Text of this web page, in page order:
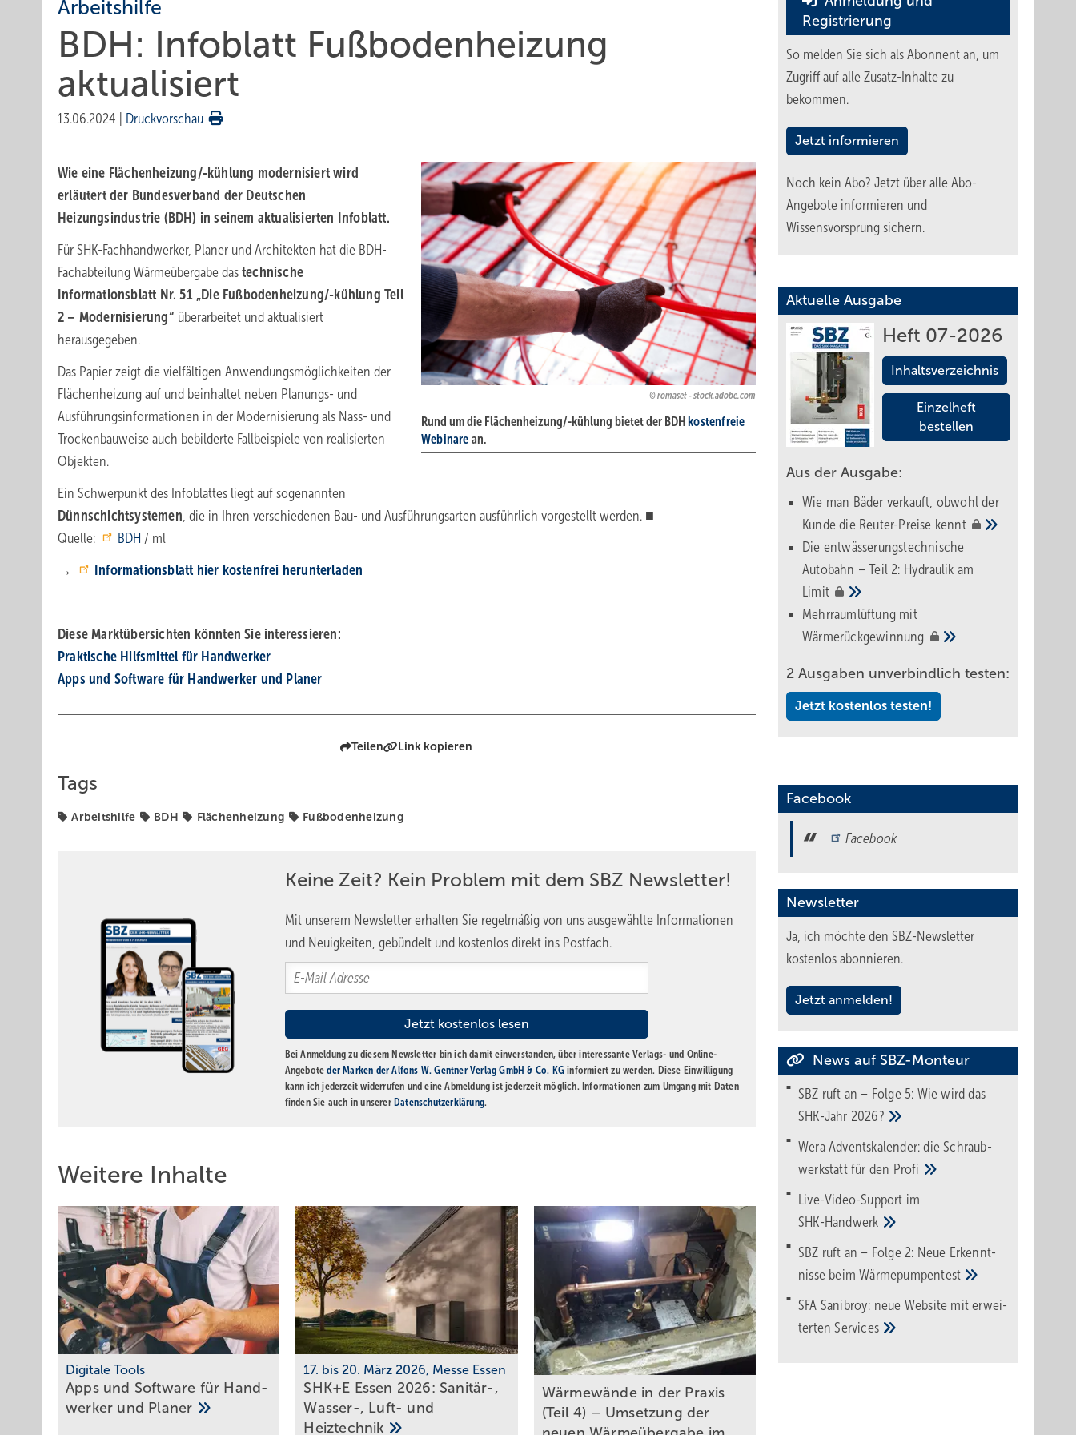
Arbeitshilfe
BDH: Infoblatt Fußbodenheizung
aktualisiert
13.06.2024 Druckvorschau
romaset - stock.adobe.com
Rund um die Flächenheizung/-kühlung bietet der BDH kostenfreie
Webinare an.
Wie eine Flächenheizung/-kühlung modernisiert wird
erläutert der Bundesverband der Deutschen
Heizungsindustrie (BDH) in seinem aktualisierten Infoblatt.
Für SHK-Fachhandwerker, Planer und Architekten hat die BDH-
Fachabteilung Wärmeübergabe das technische
Informationsblatt Nr. 51 „Die Fußbodenheizung/-kühlung Teil
2 – Modernisierung“ überarbeitet und aktualisiert
herausgegeben.
Das Papier zeigt die vielfältigen Anwendungsmöglichkeiten der
Flächenheizung auf und beinhaltet neben Planungs- und
Ausführungsinformationen in der Modernisierung als Nass- und
Trockenbauweise auch bebilderte Fallbeispiele von realisierten
Objekten.
Ein Schwerpunkt des Infoblattes liegt auf sogenannten
Dünnschichtsystemen, die in Ihren verschiedenen Bau- und Ausführungsarten ausführlich vorgestellt werden. ■
Quelle:
BDH / ml
→
Informationsblatt hier kostenfrei herunterladen
Diese Marktübersichten könnten Sie interessieren:
Praktische Hilfs­mittel für Hand­werker
Apps und Software für Handwerker und Planer
Teilen Link kopieren
Tags
Arbeitshilfe BDH Flächenheizung Fußbodenheizung
Keine Zeit? Kein Problem mit dem SBZ Newsletter!
Mit unserem Newsletter erhalten Sie regelmäßig von uns ausgewählte Informationen
und Neuigkeiten, gebündelt und kostenlos direkt ins Postfach.
Bei Anmeldung zu diesem Newsletter bin ich damit einverstanden, über interessante Verlags- und Online-
Angeboteder Marken der Alfons W. Gentner Verlag GmbH & Co. KG informiert zu werden. Diese Einwilligung
kann ich jederzeit widerrufen und eine Abmeldung ist jederzeit möglich. Informationen zum Umgang mit Daten
finden Sie auch in unserer Datenschutzerklärung.
Weitere Inhalte
Digitale Tools
Apps und Soft­ware für Hand­
werker und Planer
17. bis 20. März 2026, Messe Essen
SHK+E Essen 2026: Sanitär-,
Wasser-, Luft- und
Heiztechnik
Wärmewände in der Praxis
(Teil 4) – Umsetzung der
Registrierung
So melden Sie sich als Abonnent an, um
Zugriff auf alle Zusatz-Inhalte zu
bekommen.
Jetzt informieren
Noch kein Abo? Jetzt über alle Abo-
Angebote informieren und
Wissensvorsprung sichern.
Aktuelle Ausgabe
Heft 07-2026
Inhaltsverzeichnis
Einzelheft
bestellen
Aus der Ausgabe:
Wie man Bäder verkauft, obwohl der
Kunde die Reuter-Preise kennt
Die entwässerungstechnische
Autobahn – Teil 2: Hydraulik am
Limit
Mehrraumlüftung mit
Wärmerückgewinnung
2 Ausgaben unverbindlich testen:
Jetzt kostenlos testen!
Facebook
Facebook
Newsletter
Ja, ich möchte den SBZ-Newsletter
kostenlos abonnieren.
Jetzt anmelden!
News auf SBZ-Monteur
SBZ ruft an – Folge 5: Wie wird das
SHK-Jahr 2026?
Wera Adventskalender: die Schraub­
werk­statt für den Pro­fi
Live-Video-Support im
SHK-Handwerk
SBZ ruft an – Folge 2: Neue Erkennt­
nisse beimWärme­pumpen­test
SFA Sanibroy: neue Web­site mit erwei­
tertenServices